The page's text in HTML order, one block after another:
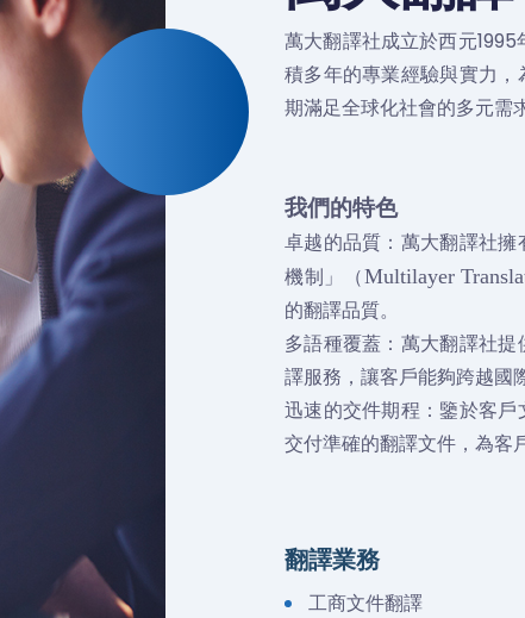
萬大翻譯社成立於西元
積多年的專業經驗與實力
期滿足全球化社會的多元需求
我們的特色
卓越的品質：萬大翻譯社
機制」（Multilayer
的翻譯品質。
多語種覆蓋：萬大翻譯社
譯服務，讓客戶能夠跨越國
迅速的交件期程：鑒於客
交付準確的翻譯文件，為客
翻譯業務
工商文件翻譯